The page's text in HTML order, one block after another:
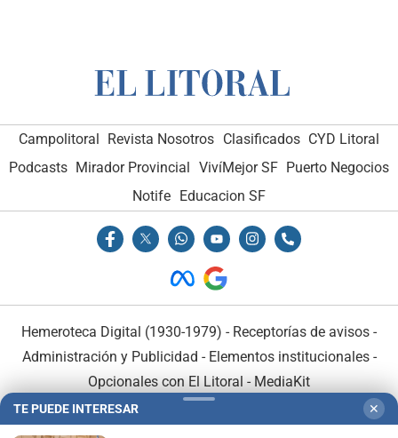
Campolitoral Revista Nosotros Clasificados CYD Litoral
Podcasts Mirador Provincial VivíMejor SF Puerto Negocios
Notife Educacion SF
Hemeroteca Digital (1930-1979) - Receptorías de avisos -
Administración y Publicidad - Elementos institucionales-
Opcionales con El Litoral - MediaKit
TE PUEDE INTERESAR ✕